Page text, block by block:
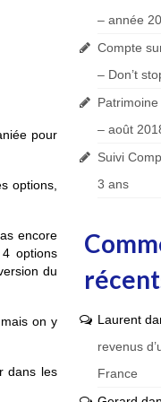
pour
options,
encore
options
du
on y
dans les
– année
Compte
– Don’t
– août
Suivi
3 ans
Laurent
revenus
France